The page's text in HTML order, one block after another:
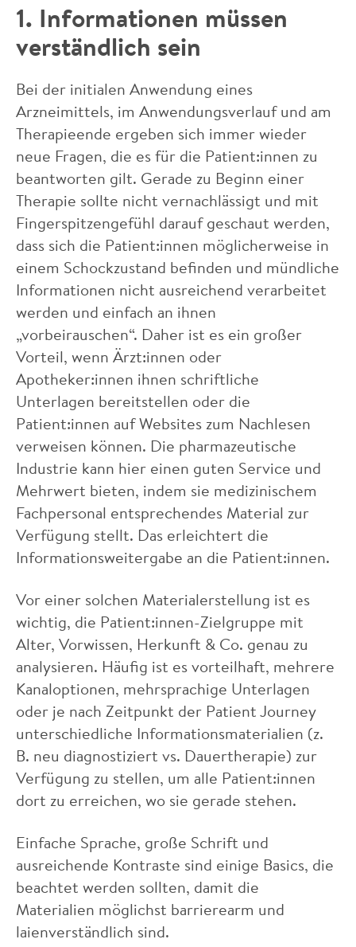
1. Informationen müssen
verständlich sein
Bei der initialen Anwendung eines
Arzneimittels, im Anwendungsverlauf und am
Therapieende ergeben sich immer wieder
neue Fragen, die es für die Patient:innen zu
beantworten gilt. Gerade zu Beginn einer
Therapie sollte nicht vernachlässigt und mit
Fingerspitzengefühl darauf geschaut werden,
dass sich die Patient:innen möglicherweise in
einem Schockzustand befinden und mündliche
Informationen nicht ausreichend verarbeitet
werden und einfach an ihnen
„vorbeirauschen“. Daher ist es ein großer
Vorteil, wenn Ärzt:innen oder
Apotheker:innen ihnen schriftliche
Unterlagen bereitstellen oder die
Patient:innen auf Websites zum Nachlesen
verweisen können. Die pharmazeutische
Industrie kann hier einen guten Service und
Mehrwert bieten, indem sie medizinischem
Fachpersonal entsprechendes Material zur
Verfügung stellt. Das erleichtert die
Informationsweitergabe an die Patient:innen.
Vor einer solchen Materialerstellung ist es
wichtig, die Patient:innen-Zielgruppe mit
Alter, Vorwissen, Herkunft & Co. genau zu
analysieren. Häufig ist es vorteilhaft, mehrere
Kanaloptionen, mehrsprachige Unterlagen
oder je nach Zeitpunkt der Patient Journey
unterschiedliche Informationsmaterialien (z.
B. neu diagnostiziert vs. Dauertherapie) zur
Verfügung zu stellen, um alle Patient:innen
dort zu erreichen, wo sie gerade stehen.
Einfache Sprache, große Schrift und
ausreichende Kontraste sind einige Basics, die
beachtet werden sollten, damit die
Materialien möglichst barrierearm und
laienverständlich sind.